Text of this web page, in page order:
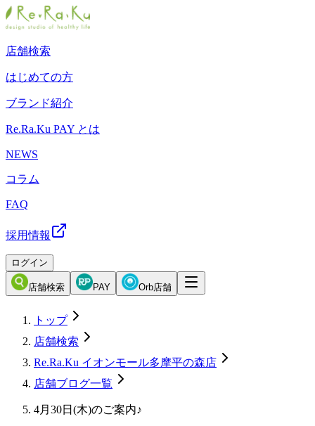
店舗検索
はじめての方
ブランド紹介
Re.Ra.Ku PAY とは
NEWS
コラム
FAQ
採用情報
ログイン
店舗検索 PAY Orb店舗
トップ
店舗検索
Re.Ra.Ku イオンモール多摩平の森店
店舗ブログ一覧
4月30日(木)のご案内♪